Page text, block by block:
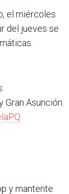
el miércoles
del jueves se
Gran Asunción.
y mantente